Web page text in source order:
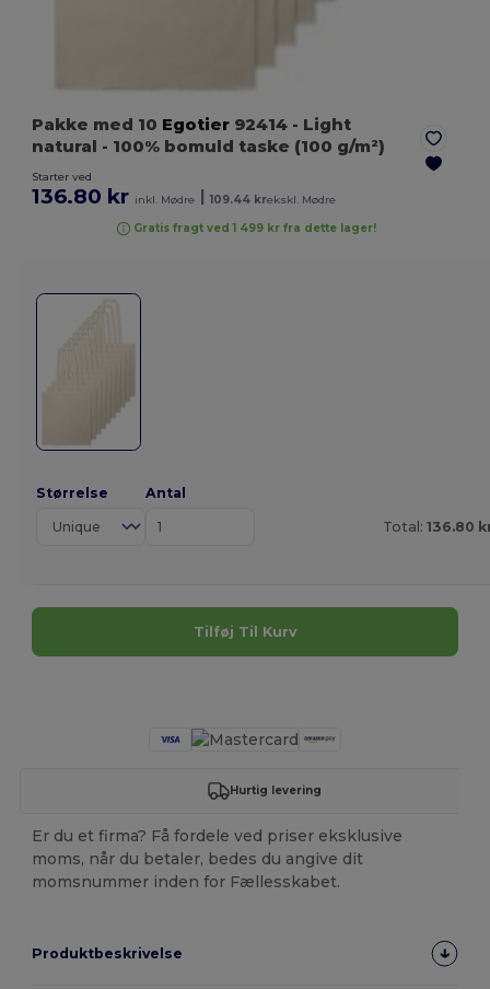
Pakke med 10 Egotier 92414 - Light
natural - 100% bomuld taske (100 g/m²)
Starter ved
136.80 kr inkl. Mødre | 109.44 krekskl. Mødre
Gratis fragt ved 1 499 kr fra dette lager!
Størrelse Antal
Total: 136.80
Tilføj Til Kurv
Hurtig levering
Er du et firma? Få fordele ved priser eksklusive
moms, når du betaler, bedes du angive dit
momsnummer inden for Fællesskabet.
Produktbeskrivelse